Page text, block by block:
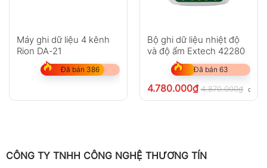
Máy ghi dữ liệu 4 kênh
Rion DA-21
Đã bán 386
Bộ ghi dữ liệu nhiệt độ
và độ ẩm Extech 42280
Đã bán 63
4.780.000₫ 4.870.000₫ chưa
CÔNG TY TNHH CÔNG NGHỆ THƯƠNG TÍN